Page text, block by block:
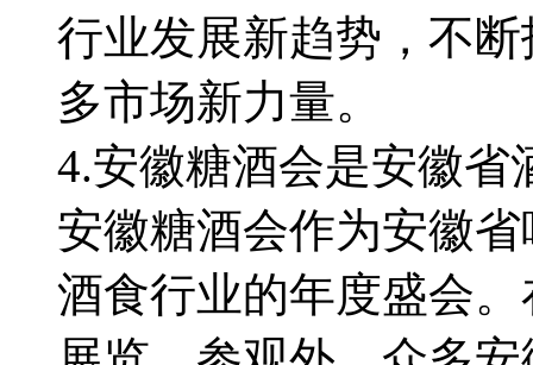
行业发展新趋势，不
多市场新力量。
4.安徽糖酒会是安徽
安徽糖酒会作为安徽
酒食行业的年度盛会